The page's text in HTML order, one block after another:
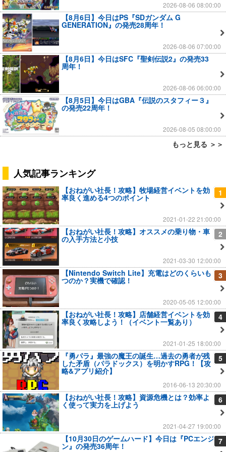
2026-08-06 08:00:00
【8月6日】今日はPS『SDガンダム G
GENERATION』の発売28周年！
2026-08-06 07:00:00
【8月6日】今日はSFC『聖剣伝説2』の発売33
周年！
2026-08-06 06:00:00
【8月5日】今日はGBA『伝説のスタフィー３』
の発売22周年！
2026-08-05 08:00:00
もっと見る ＞＞
人気記事ランキング
1
【おねがい社長！攻略】牧場経営イベントを効
率良く進める4つのポイント
2021-01-22 21:00:00
2
【おねがい社長！攻略】オススメの乗り物・車
の入手方法と小技
2021-03-30 12:00:00
3
【Nintendo Switch Lite】充電はどのくらいも
つのか？実機で確認！
2020-05-05 12:00:00
4
【おねがい社長！攻略】店舗経営イベントを効
率良く攻略しよう！（イベント一覧あり）
2021-01-25 18:00:00
5
『勇パラ』最強の魔王の誕生…過去の勇者が残
した矛盾（パラドックス）を明かすRPG！【攻
略&アプリ紹介】
2016-06-13 20:30:00
6
【おねがい社長！攻略】資源危機とは？効率よ
く使って実力を上げよう
2021-04-27 19:00:00
7
【10月30日のゲームハード】今日は『PCエンジ
ン』の発売36周年！